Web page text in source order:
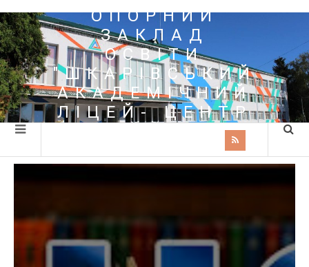
ОПОРНИЙ
ЗАКЛАД
ОСВІТИ
"ШКАРІВСЬКИЙ
АКАДЕМІЧНИЙ
ЛІЦЕЙ- ЦЕНТР
ПОЗАШКІЛЬНОЇ